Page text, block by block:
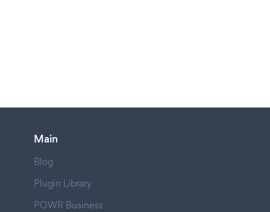
Main
Blog
Plugin Library
POWR Business